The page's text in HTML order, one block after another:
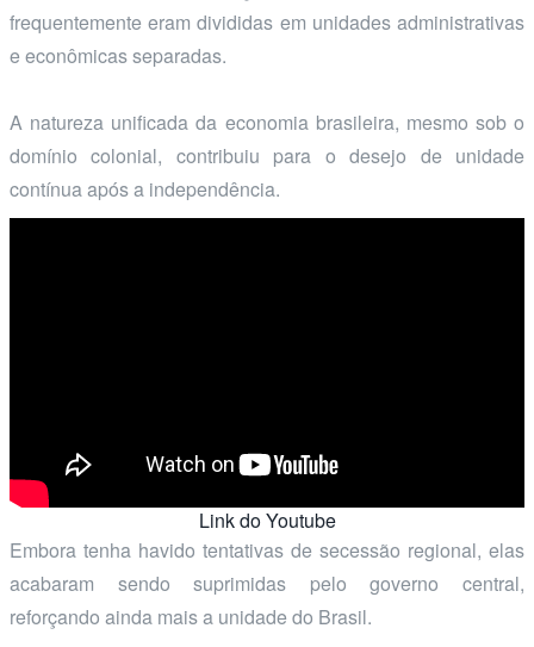
frequentemente eram divididas em unidades administrativas
e econômicas separadas.
A natureza unificada da economia brasileira, mesmo sob o
domínio colonial, contribuiu para o desejo de unidade
contínua após a independência.
Link do Youtube
Embora tenha havido tentativas de secessão regional, elas
acabaram sendo suprimidas pelo governo central,
reforçando ainda mais a unidade do Brasil.